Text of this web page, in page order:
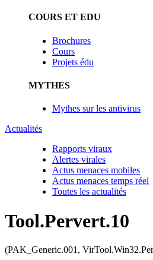
COURS ET EDU
Brochures
Cours
Projets édu
MYTHES
Mythes sur les antivirus
Actualités
Rapports viraux
Alertes virales
Actus menaces mobiles
Actus menaces temps réel
Toutes les actualités
Tool.Pervert.10
(PAK_Generic.001,